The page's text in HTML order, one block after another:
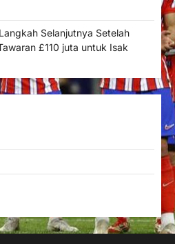
Selanjutnya Setelah
£110 juta untuk Isak